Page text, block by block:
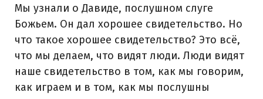
Мы узнали о Давиде, послушном слуге
Божьем. Он дал хорошее свидетельство. Но
что такое хорошее свидетельство? Это всё,
что мы делаем, что видят люди. Люди видят
наше свидетельство в том, как мы говорим,
как играем и в том, как мы послушны